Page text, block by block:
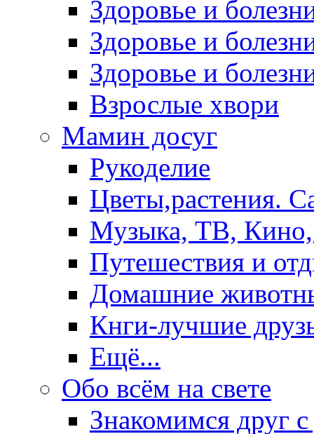
Здоровье и
Здоровье и
Здоровье и
Взрослые хвори
Мамин досуг
Рукоделие
Цветы,растения.
Музыка, ТВ,
Путешествия и
Домашние
Кнги-лучшие
Ещё...
Обо всём на свете
Знакомимся друг